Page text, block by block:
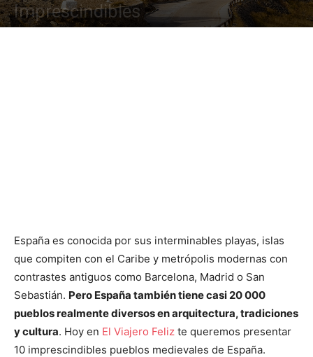
Imprescindibles
España es conocida por sus interminables playas, islas
que compiten con el Caribe y metrópolis modernas con
contrastes antiguos como Barcelona, ​​Madrid o San
Sebastián. Pero España también tiene casi 20 000
pueblos realmente diversos en arquitectura, tradiciones
y cultura. Hoy en El Viajero Feliz te queremos presentar
10 imprescindibles pueblos medievales de España.